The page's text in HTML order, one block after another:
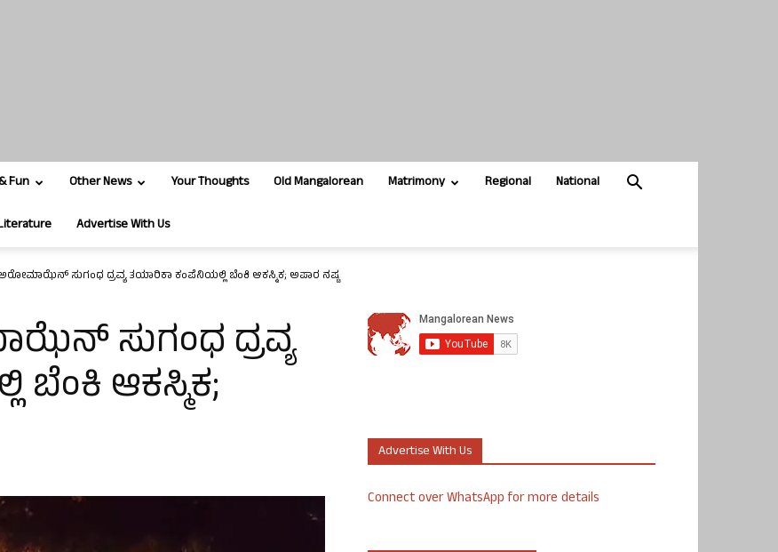
Fun Other News Your Thoughts Old Mangalorean Matrimony Regional National
Advertise With Us
ಅರೋಮಾಝೆನ್ ಸುಗಂಧ ದ್ರವ್ಯ ತಯಾರಿಕಾ ಕಂಪೆನಿಯಲ್ಲಿ ಬೆಂಕಿ ಆಕಸ್ಮಿಕ; ಅಪಾರ ನಷ್ಟ
ಸುಗಂಧ ದ್ರವ್ಯ
ಬೆಂಕಿ ಆಕಸ್ಮಿಕ;
Advertise With Us
Connect over WhatsApp for more details